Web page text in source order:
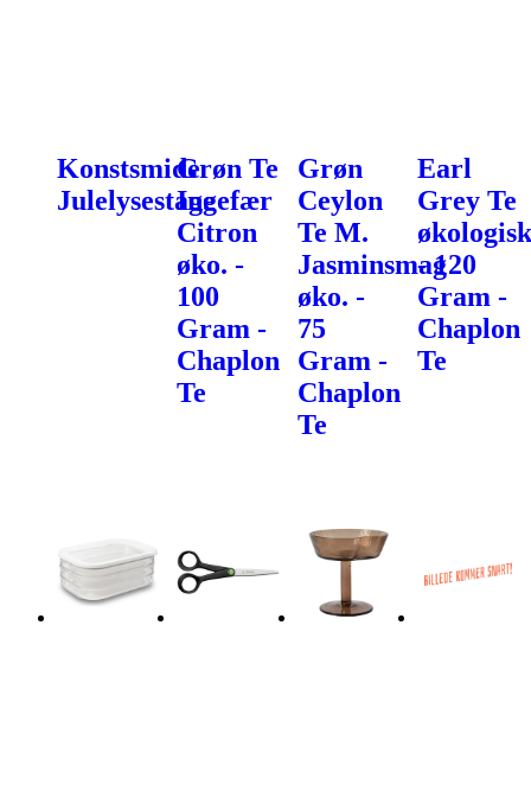
Konstsmide
Julelysestage
Grøn Te
Ingefær
Citron
øko. -
100
Gram -
Chaplon
Te
Grøn
Ceylon
Te M.
Jasminsmag
øko. -
75
Gram -
Chaplon
Te
Earl
Grey Te
økologisk
- 120
Gram -
Chaplon
Te